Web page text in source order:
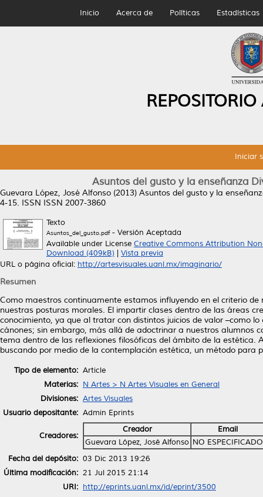
Inicio Acerca de Políticas Estadísticas
Iniciar
Asuntos del gusto y la enseñanza
Guevara López, José Alfonso (2013) Asuntos del gusto y la
4-15. ISSN ISSN 2007-3860
Texto
Asuntos_del_gusto.pdf- Versión Aceptada
Available under License Creative Commons Attribution
Download (409kB)
Vista previa
URL o página oficial: http://artesvisuales.uanl.mx/imaginario/
Resumen
Como maestros continuamente estamos influyendo en el criterio
nuestras posturas morales. El impartir clases dentro de las áreas
conocimiento, ya que al tratar con distintos juicios de valor –como
cánones; sin embargo, más allá de adoctrinar a nuestros alumnos
tema dentro de las reflexiones filosóficas del ámbito de la estética.
buscando por medio de la contemplación estética, un método para
Tipo de elemento: Article
Materias: N Artes > N Artes Visuales en General
Divisiones: Artes Visuales
Usuario depositante: Admin Eprints
Creadores:
Creador
Email
Guevara López, José Alfonso NO ESPECIFICADO
Fecha del depósito: 03 Dic 2013 19:26
Última modificación: 21 Jul 2015 21:14
URI: http://eprints.uanl.mx/id/eprint/3500